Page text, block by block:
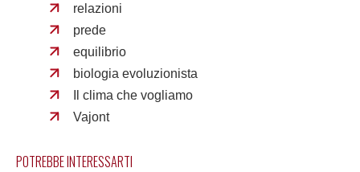
relazioni
prede
equilibrio
biologia evoluzionista
Il clima che vogliamo
Vajont
POTREBBE INTERESSARTI